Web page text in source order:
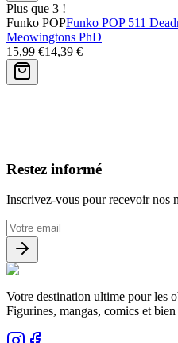
Plus que 3 !
Funko POPFunko POP 511
Meowingtons PhD
15,99 €14,39 €
Restez informé
Inscrivez-vous pour recevoir nos
Votre destination ultime pour les
Figurines, mangas, comics et